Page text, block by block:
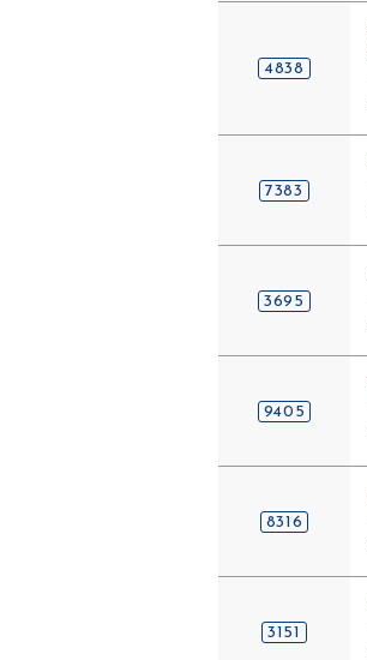
4838
7383
3695
9405
8316
3151